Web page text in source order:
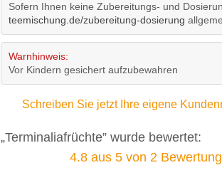
Sofern Ihnen keine Zubereitungs- und
teemischung.de/zubereitung-dosierung
Warnhinweis:
Vor Kindern gesichert aufzubewahren
Schreiben Sie jetzt Ihre eigene
„Terminaliafrüchte” wurde bewertet:
4.8 aus 5 von 2